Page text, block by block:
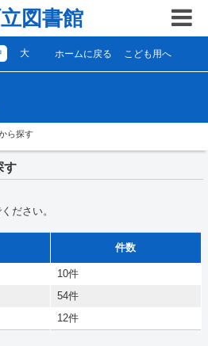
図書館
大 ホームに戻る こども用へ
ら探す
す
ださい。
件数
10件
54件
12件